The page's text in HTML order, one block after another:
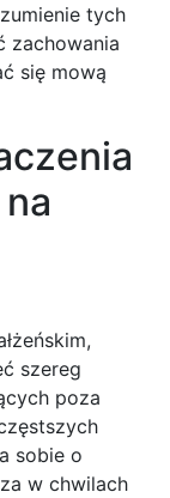
tych
zachowania
się mową
szereg
poza
sobie o
w chwilach